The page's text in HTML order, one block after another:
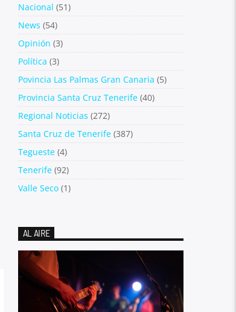
Nacional (51)
News (54)
Opinión (3)
Política (3)
Povincia Las Palmas Gran Canaria (5)
Provincia Santa Cruz Tenerife(40)
Regional Noticias (272)
Santa Cruz de Tenerife(387)
Tegueste(4)
Tenerife(92)
Valle Seco(1)
AL AIRE